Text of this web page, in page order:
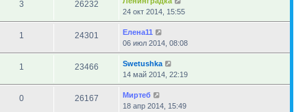
3 26232
24 окт 2014, 15:55
1 24301
Елена11
06 июл 2014, 08:08
1 23466
Swetushka
14 май 2014, 22:19
0 26167
Миртеб
18 апр 2014, 15:49